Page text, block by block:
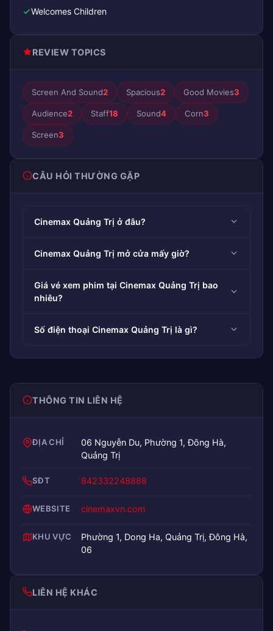
Welcomes Children
REVIEW TOPICS
Screen And Sound2 Spacious2 Good Movies3
Audience2 Staff18 Sound4 Corn3
Screen3
CÂU HỎI THƯỜNG GẶP
Cinemax Quảng Trị ở đâu?
Cinemax Quảng Trị mở cửa mấy giờ?
Giá vé xem phim tại Cinemax Quảng Trị bao
nhiêu?
Số điện thoại Cinemax Quảng Trị là gì?
THÔNG TIN LIÊN HỆ
ĐỊA CHỈ
06 Nguyễn Du, Phường 1, Đông Hà,
Quảng Trị
SĐT 842332248888
WEBSITE cinemaxvn.com
KHU VỰC
Phường 1, Dong Ha, Quảng Trị, Đông Hà,
06
LIÊN HỆ KHÁC